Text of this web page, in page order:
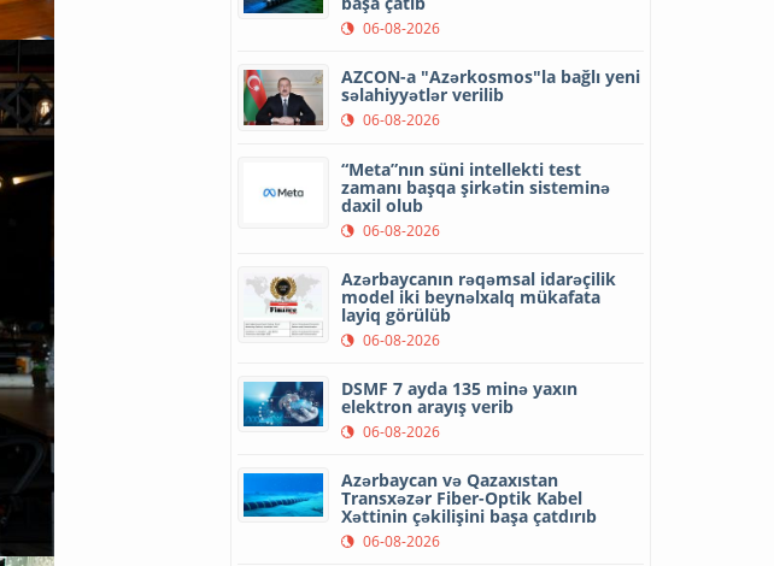
06-08-2026
AZCON-a "Azərkosmos"la bağlı yeni
səlahiyyətlər verilib
06-08-2026
“Meta”nın süni intellekti test
zamanı başqa şirkətin sisteminə
daxil olub
06-08-2026
Azərbaycanın rəqəmsal idarəçilik
model iki beynəlxalq mükafata
layiq görülüb
06-08-2026
DSMF 7 ayda 135 minə yaxın
elektron arayış verib
06-08-2026
Azərbaycan və Qazaxıstan
Transxəzər Fiber-Optik Kabel
Xəttinin çəkilişini başa çatdırıb
06-08-2026